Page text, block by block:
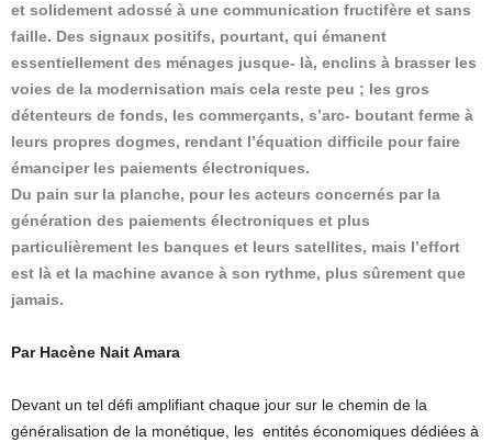
et solidement adossé à une communication fructifère et sans
faille. Des signaux positifs, pourtant, qui émanent
essentiellement des ménages jusque- là, enclins à brasser les
voies de la modernisation mais cela reste peu ; les gros
détenteurs de fonds, les commerçants, s’arc- boutant ferme à
leurs propres dogmes, rendant l’équation difficile pour faire
émanciper les paiements électroniques.
Du pain sur la planche, pour les acteurs concernés par la
génération des paiements électroniques et plus
particulièrement les banques et leurs satellites, mais l’effort
est là et la machine avance à son rythme, plus sûrement que
jamais.
Par Hacène Nait Amara
Devant un tel défi amplifiant chaque jour sur le chemin de la
généralisation de la monétique, les entités économiques dédiées à